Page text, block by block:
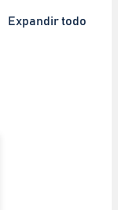
Expandir todo